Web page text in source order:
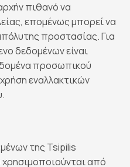
πιθανό να
επομένως μπορεί να
προστασίας. Για
δεδομένων είναι
προσωπικού
εναλλακτικών
της Tsipilis
από